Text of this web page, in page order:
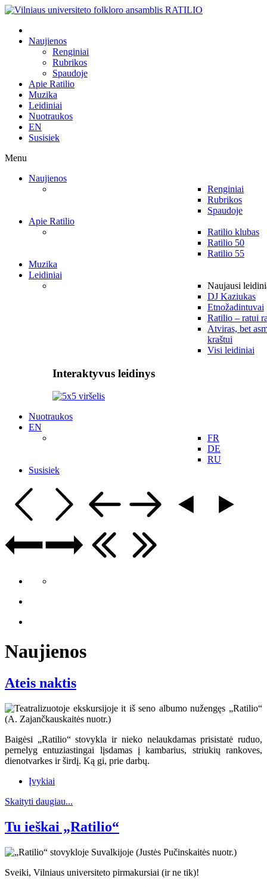
Naujienos
Renginiai
Rubrikos
Spaudoje
Apie Ratilio
Muzika
Leidiniai
Nuotraukos
EN
Susisiek
Menu
Naujienos
Renginiai
Rubrikos
Spaudoje
Apie Ratilio
Ratilio klubas
Ratilio 50
Ratilio 55
Muzika
Leidiniai
Naujausi
DJ Kaziukas
Etnožadintuvai
Ratilio – ratui
Atviras, bet
kraštui
Visi leidiniai
Interaktyvus leidinys
Nuotraukos
EN
FR
DE
RU
Susisiek
Naujienos
Ateis naktis
Baigėsi „Ratilio“ stovykla ir nieko nelaukdamas prisistatė ruduo,
pernelyg entuziastingai lįsdamas į kambarius, striukių rankoves,
dienotvarkes ir širdį. Ką gi, prie darbų.
Įvykiai
Skaityti daugiau...
Tu ieškai „Ratilio“
Sveiki, Vilniaus universiteto pirmakursiai (ir ne tik)!